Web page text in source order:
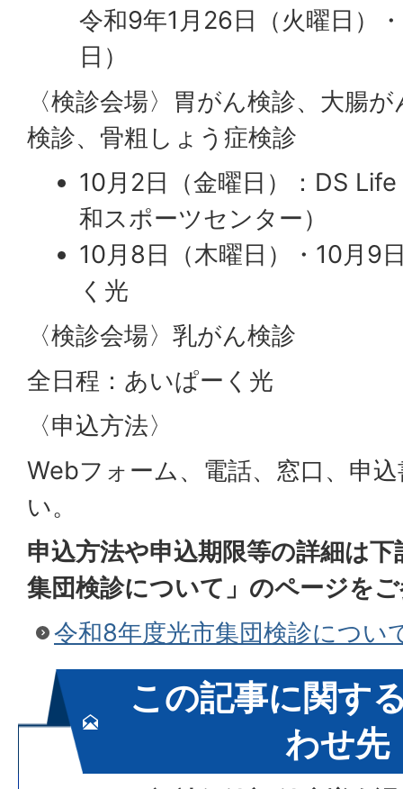
令和9年1月26日（火曜日）
日）
〈検診会場〉胃がん検診、大腸
検診、骨粗しょう症検診
10月2日（金曜日）：DS
和スポーツセンター）
10月8日（木曜日）・10月9
く光
〈検診会場〉乳がん検診
全日程：あいぱーく光
〈申込方法〉
Webフォーム、電話、窓口、申
い。
申込方法や申込期限等の詳細は
集団検診について」のページを
令和8年度光市集団検診につい
この記事に関す
わせ先